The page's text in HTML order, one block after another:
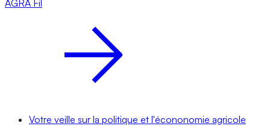
AGRA Fil
Votre veille sur la politique et l'écononomie agricole